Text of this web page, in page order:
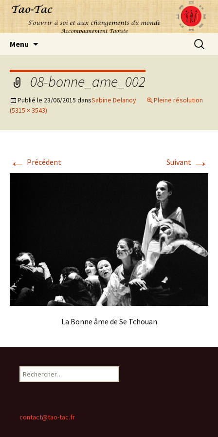
Menu
08-bonne_ame_002
Publié le 23/06/2015 dansSabine Delanoy
Pleine résolution
(5315 × 3543)
← Précédent Suivant →
La Bonne âme de Se Tchouan
Rechercher :
contact@tao-tac.fr